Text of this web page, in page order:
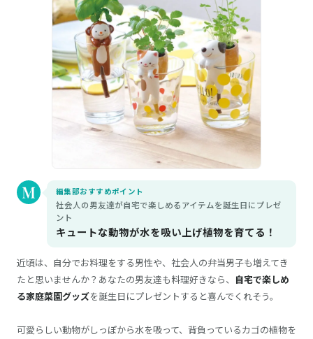
編集部おすすめポイント
社会人の男友達が自宅で楽しめるアイテムを誕生日にプレゼ
ント
キュートな動物が水を吸い上げ植物を育てる！
近頃は、自分でお料理をする男性や、社会人の弁当男子も増えてき
たと思いませんか？あなたの男友達も料理好きなら、 自宅で楽しめ
る家庭菜園グッズを誕生日にプレゼントすると喜んでくれそう。
可愛らしい動物がしっぽから水を吸って、背負っているカゴの植物を